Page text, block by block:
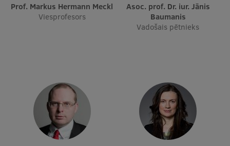
Prof. Markus Hermann Meckl
Viesprofesors
Asoc. prof. Dr. iur. Jānis
Baumanis
Vadošais pētnieks